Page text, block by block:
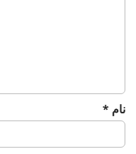
نام *